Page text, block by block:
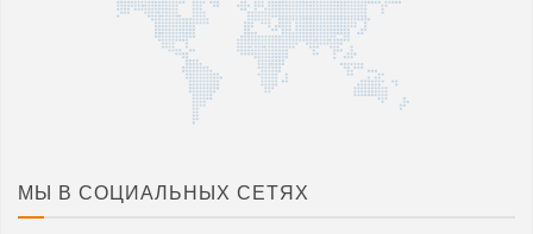
МЫ В СОЦИАЛЬНЫХ СЕТЯХ